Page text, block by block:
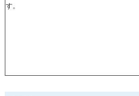
す。